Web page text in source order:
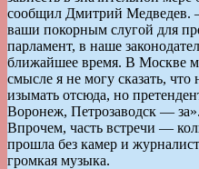
сообщил Дмитрий Медведев.
ваши покорным слугой для
парламент, в наше
ближайшее время. В Москве
смысле я не могу сказать,
изымать отсюда, но
Воронеж, Петрозаводск — за».
Впрочем, часть встречи —
прошла без камер и
громкая музыка.